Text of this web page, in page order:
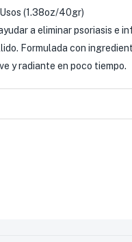
(1.38oz/40gr)
a eliminar psoriasis
Formulada con
y radiante en poco tiempo.